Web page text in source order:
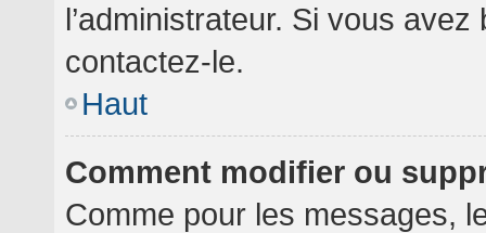
l’administrateur. Si vous
contactez-le.
Haut
Comment modifier ou
Comme pour les messages,